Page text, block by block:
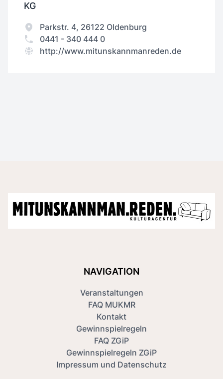
KG
Parkstr. 4, 26122 Oldenburg
0441 - 340 444 0
http://www.mitunskannmanreden.de
NAVIGATION
Veranstaltungen
FAQ MUKMR
Kontakt
Gewinnspielregeln
FAQ ZGiP
Gewinnspielregeln ZGiP
Impressum und Datenschutz